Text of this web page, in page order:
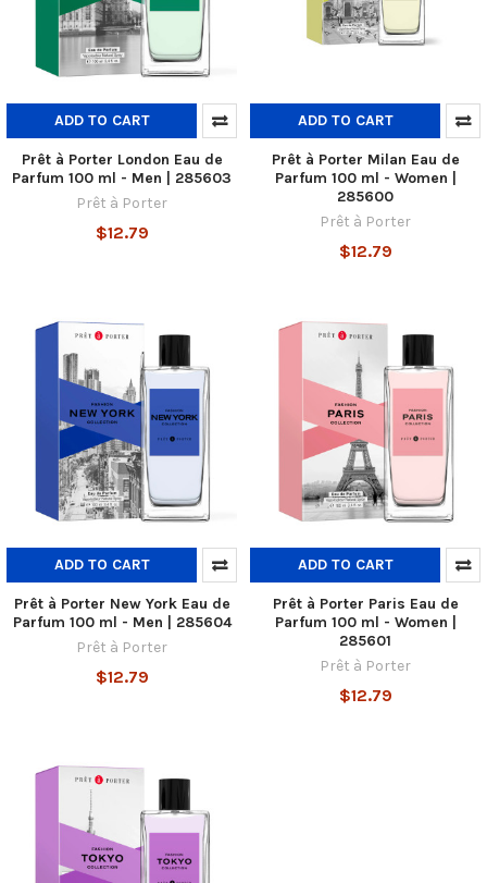
ADD TO CART
Prêt à Porter London Eau de
Parfum 100 ml - Men | 285603
Prêt à Porter
$12.79
ADD TO CART
Prêt à Porter Milan Eau de
Parfum 100 ml - Women |
285600
Prêt à Porter
$12.79
ADD TO CART
Prêt à Porter New York Eau de
Parfum 100 ml - Men | 285604
Prêt à Porter
$12.79
ADD TO CART
Prêt à Porter Paris Eau de
Parfum 100 ml - Women |
285601
Prêt à Porter
$12.79